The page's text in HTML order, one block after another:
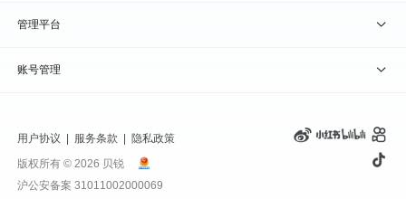
贝锐蒲公英客户端
贝锐花生壳客户端
我要建议
我要投诉
钻石VIP
管理平台
贝锐向日葵管理
贝锐花生壳管理
账号管理
账号信息
用户协议 | 服务条款 |隐私政策
版权所有 © 2026 贝锐
沪公安备案 31011002000069